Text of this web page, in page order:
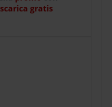
scarica gratis